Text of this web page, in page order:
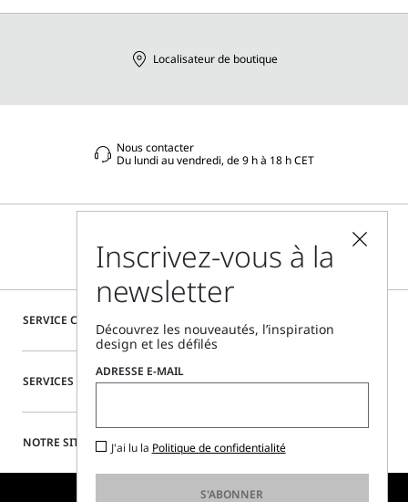
SERVICE CLIENTÈLE
SERVICES SPÉCIAUX
NOTRE SITE
Localisateur de boutique
Nous contacter
Du lundi au vendredi, de 9 h à 18 h CET
Inscrivez-vous à la
newsletter
Découvrez les nouveautés, l’inspiration
design et les défilés
ADRESSE E-MAIL
J'ai lu la Politique de confidentialité
S'ABONNER